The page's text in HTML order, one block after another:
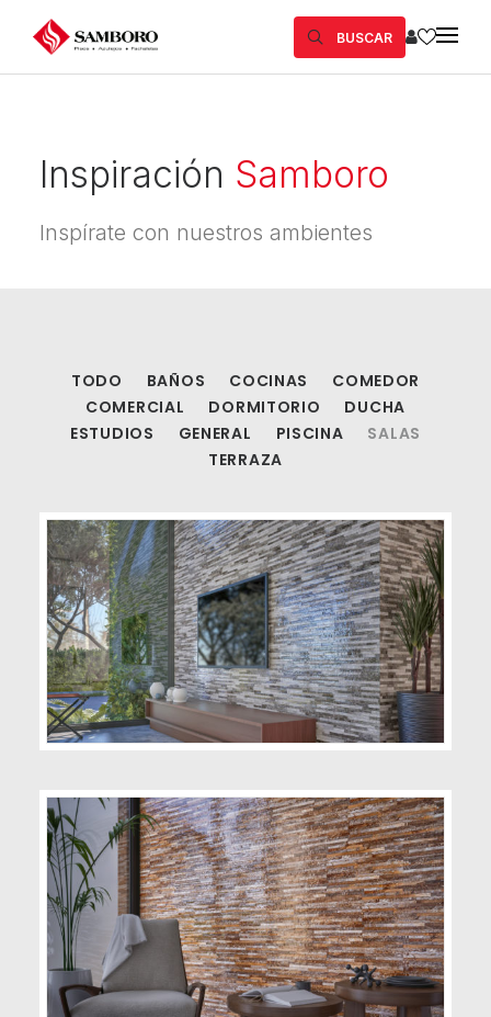
BUSCAR
Inspiración Samboro
Inspírate con nuestros ambientes
TODO BAÑOS COCINAS
COMEDOR
COMERCIAL
DORMITORIO
DUCHA
ESTUDIOS
GENERAL PISCINA
SALAS
TERRAZA